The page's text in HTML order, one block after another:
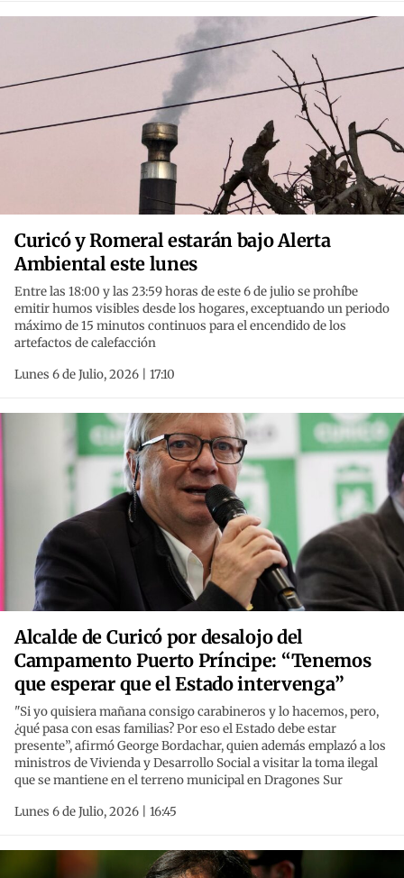
Curicó y Romeral estarán bajo Alerta
Ambiental este lunes
Entre las 18:00 y las 23:59 horas de este 6 de julio se prohíbe
emitir humos visibles desde los hogares, exceptuando un periodo
máximo de 15 minutos continuos para el encendido de los
artefactos de calefacción
Lunes 6 de Julio, 2026 | 17:10
Alcalde de Curicó por desalojo del
Campamento Puerto Príncipe: “Tenemos
que esperar que el Estado intervenga”
"Si yo quisiera mañana consigo carabineros y lo hacemos, pero,
¿qué pasa con esas familias? Por eso el Estado debe estar
presente”, afirmó George Bordachar, quien además emplazó a los
ministros de Vivienda y Desarrollo Social a visitar la toma ilegal
que se mantiene en el terreno municipal en Dragones Sur
Lunes 6 de Julio, 2026 | 16:45